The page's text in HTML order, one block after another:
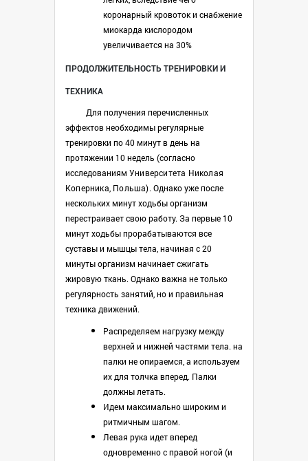
коронарный кровоток и снабжение
миокарда кислородом
увеличивается на 30%
ПРОДОЛЖИТЕЛЬНОСТЬ ТРЕНИРОВКИ И
ТЕХНИКА
Для получения перечисленных
эффектов необходимы регулярные
тренировки по 40 минут в день на
протяжении 10 недель (согласно
исследованиям Университета Николая
Коперника, Польша). Однако уже после
нескольких минут ходьбы организм
перестраивает свою работу. За первые 10
минут ходьбы прорабатываются все
суставы и мышцы тела, начиная с 20
минуты организм начинает сжигать
жировую ткань. Однако важна не только
регулярность занятий, но и правильная
техника движений.
Распределяем нагрузку между
верхней и нижней частями тела. на
палки не опираемся, а используем
их для толчка вперед. Палки
должны летать.
Идем максимально широким и
ритмичным шагом.
Левая рука идет вперед
одновременно с правой ногой (и